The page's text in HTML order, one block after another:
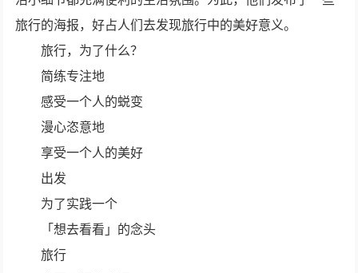
旅行的海报，好占人们去发现旅行中的美好意义。
旅行，为了什么？
简练专注地
感受一个人的蜕变
漫心恣意地
享受一个人的美好
出发
为了实践一个
「想去看看」的念头
旅行